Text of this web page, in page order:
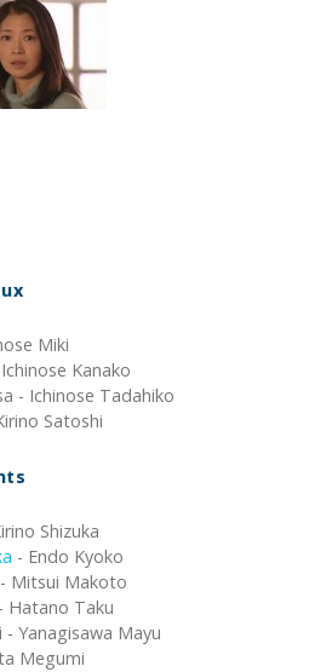
Miki
Kanako
- Ichinose Tadahiko
Satoshi
Shizuka
- Endo Kyoko
Mitsui Makoto
- Hatano Taku
Yanagisawa Mayu
Megumi